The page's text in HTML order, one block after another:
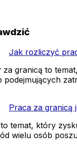
Jak rozliczyć
za granicą to
podejmujących
Praca za granicą
temat, który
wielu osób